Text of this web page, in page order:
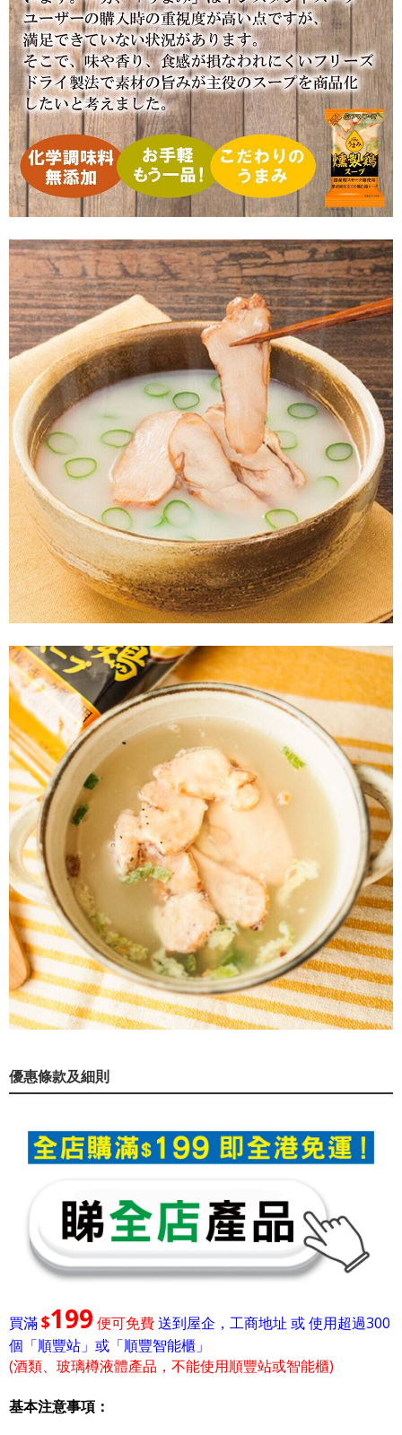
優惠條款及細則
買滿$199 便可免費送到屋企，工商地址 或 使用超過300
個「順豐站」或「順豐智能櫃」
(酒類、玻璃樽液體產品，不能使用順豐站或智能櫃)
基本注意事項：